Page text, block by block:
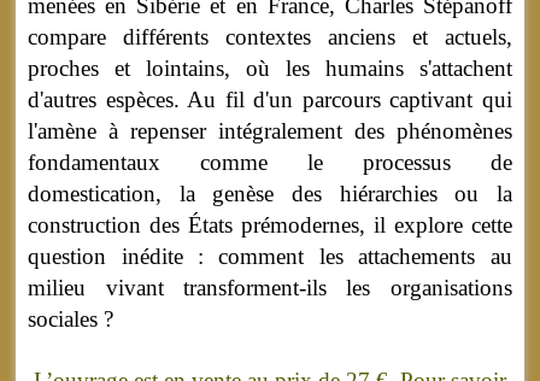
menées en Sibérie et en France, Charles Stépanoff
compare différents contextes anciens et actuels,
proches et lointains, où les humains s'attachent
d'autres espèces. Au fil d'un parcours captivant qui
l'amène à repenser intégralement des phénomènes
fondamentaux comme le processus de
domestication, la genèse des hiérarchies ou la
construction des États prémodernes, il explore cette
question inédite : comment les attachements au
milieu vivant transforment-ils les organisations
sociales ?